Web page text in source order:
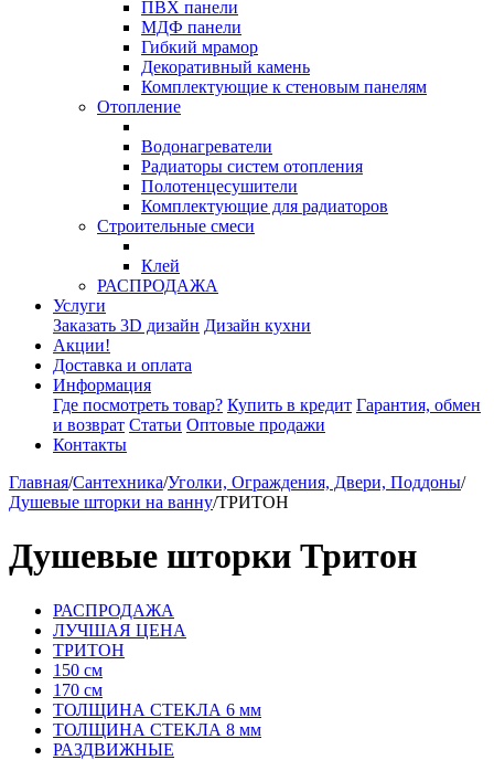
ПВХ панели
МДФ панели
Гибкий мрамор
Декоративный камень
Комплектующие к стеновым панелям
Отопление
Водонагреватели
Радиаторы систем отопления
Полотенцесушители
Комплектующие для радиаторов
Строительные смеси
Клей
РАСПРОДАЖА
Услуги
Заказать 3D дизайн Дизайн кухни
Акции!
Доставка и оплата
Информация
Где посмотреть товар? Купить в кредит Гарантия, обмен
и возврат Статьи Оптовые продажи
Контакты
Главная/Сантехника/Уголки, Ограждения, Двери, Поддоны/
Душевые шторки на ванну/ТРИТОН
Душевые шторки Тритон
РАСПРОДАЖА
ЛУЧШАЯ ЦЕНА
ТРИТОН
150 см
170 см
ТОЛЩИНА СТЕКЛА 6 мм
ТОЛЩИНА СТЕКЛА 8 мм
РАЗДВИЖНЫЕ